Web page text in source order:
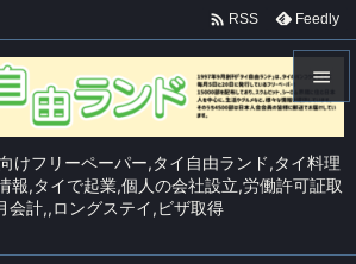
けフリーペーパー,タイ自由ランド,タイ料理
報,タイで起業,個人の会社設立,労働許可証取
会計,,ロングステイ,ビザ取得

メニュ


 RSS Feedly